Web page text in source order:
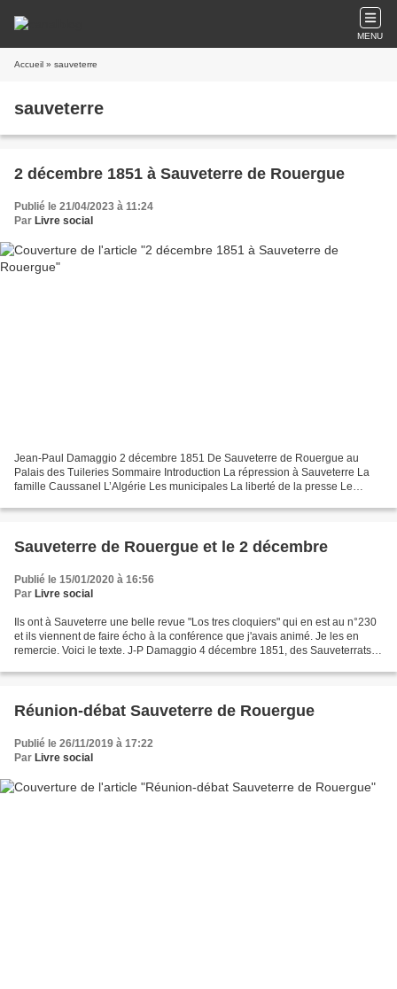
MENU
Accueil » sauveterre
sauveterre
2 décembre 1851 à Sauveterre de Rouergue
Publié le 21/04/2023 à 11:24
Par Livre social
Jean-Paul Damaggio 2 décembre 1851 De Sauveterre de Rouergue au
Palais des Tuileries Sommaire Introduction La répression à Sauveterre La
famille Caussanel L’Algérie Les municipales La liberté de la presse Le
Sauveterre de Rouergue et le 2 décembre
Publié le 15/01/2020 à 16:56
Par Livre social
Ils ont à Sauveterre une belle revue "Los tres cloquiers" qui en est au n°230
et ils viennent de faire écho à la conférence que j'avais animé. Je les en
remercie. Voici le texte. J-P Damaggio 4 décembre 1851, des Sauveterrats
Réunion-débat Sauveterre de Rouergue
Publié le 26/11/2019 à 17:22
Par Livre social